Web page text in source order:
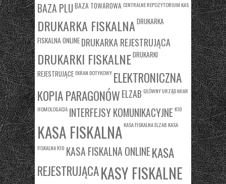
BAZA PLU BAZA TOWAROWA CENTRALNE REPOZYTORIUM KAS
DRUKARKA FISKALNA DRUKARKA
FISKALNA ONLINE DRUKARKA REJESTRUJĄCA
DRUKARKI FISKALNEDRUKARKI
REJESTRUJĄCE EKRAN DOTYKOWY ELEKTRONICZNA
KOPIA PARAGONÓWELZAB GŁÓWNY URZĄD MIAR
HOMOLOGACJA INTERFEJSY KOMUNIKACYJNE K10
KASA FISKALNA KASA FISKALNA ELZAB KASA
FISKALNA K10 KASA FISKALNA ONLINEKASA
REJESTRUJĄCAKASY FISKALNE